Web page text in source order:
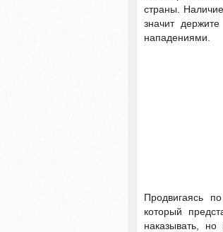
страны.
значит
нападениями.
Продвигаясь
который
наказывать,